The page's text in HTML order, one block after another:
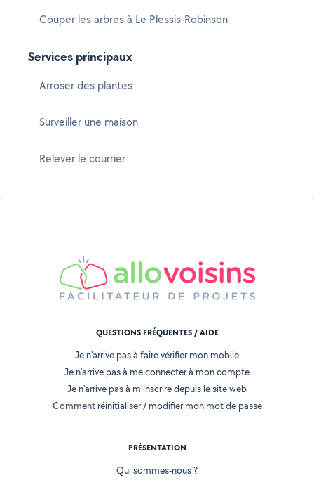
Couper les arbres à Le Plessis-Robinson
Services principaux
Arroser des plantes
Surveiller une maison
Relever le courrier
QUESTIONS FRÉQUENTES / AIDE
Je n'arrive pas à faire vérifier mon mobile
Je n'arrive pas à me connecter à mon compte
Je n'arrive pas à m'inscrire depuis le site web
Comment réinitialiser / modifier mon mot de passe
PRÉSENTATION
Qui sommes-nous ?